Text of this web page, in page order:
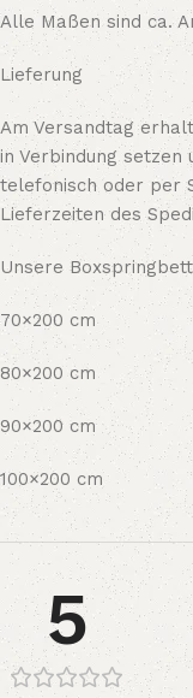
Alle Maßen sind ca.
Lieferung
Am Versandtag
in Verbindung
telefonisch oder per
Lieferzeiten des
Unsere
70×200 cm
80×200 cm
90×200 cm
100×200 cm
5